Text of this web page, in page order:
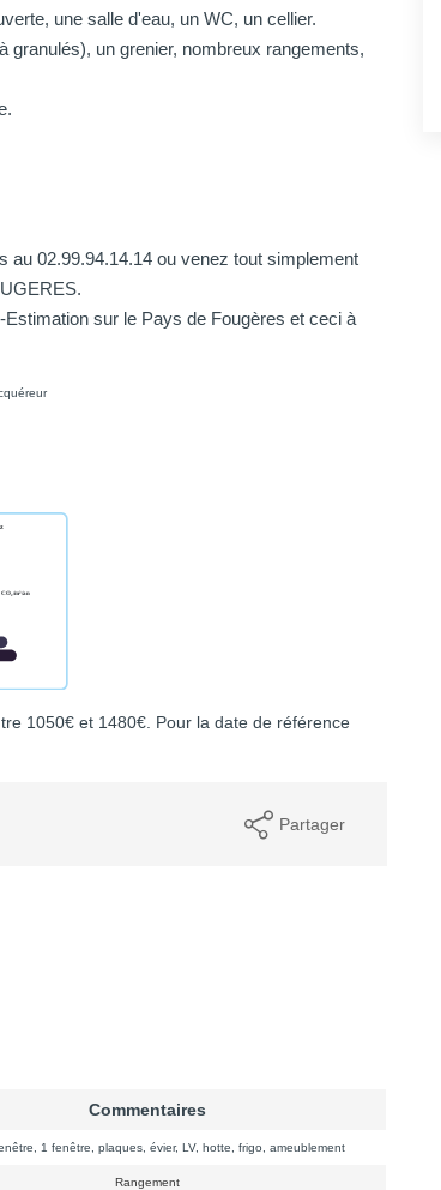
une salle d'eau, un WC, un cellier.
granulés), un grenier, nombreux rangements,
au 02.99.94.14.14 ou venez tout simplement
sur le Pays de Fougères et ceci à
1050€ et 1480€. Pour la date de référence
Partager
Commentaires
1 fenêtre, plaques, évier, LV, hotte, frigo, ameublement
Rangement